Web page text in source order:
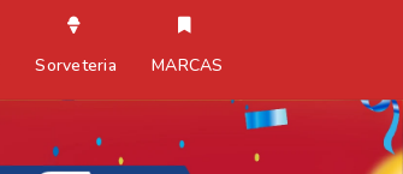
Sorveteria MARCAS